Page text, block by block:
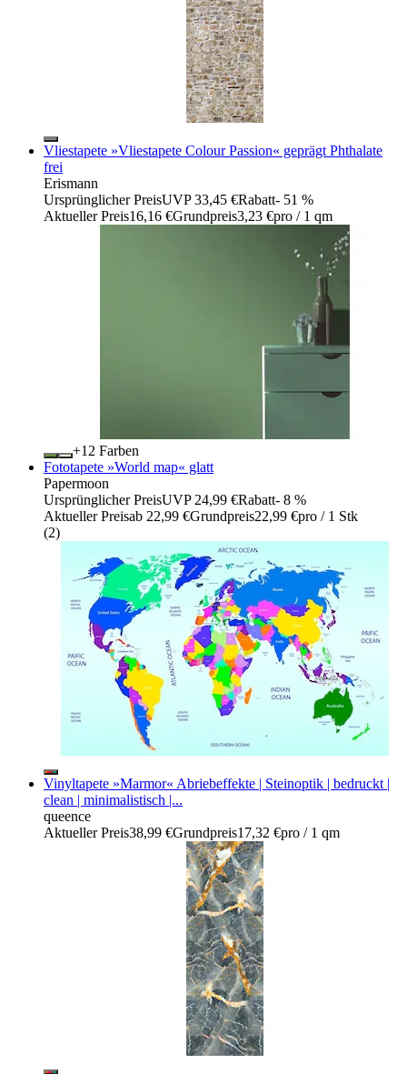
Vliestapete »Vliestapete Colour Passion« geprägt Phthalate
frei
Erismann
Ursprünglicher PreisUVP 33,45 €Rabatt- 51 %
Aktueller Preis16,16 €Grundpreis3,23 €pro / 1 qm
+
Farben
Fototapete »World map« glatt
Papermoon
Ursprünglicher PreisUVP 24,99 €Rabatt- 8 %
Aktueller Preisab 22,99 €Grundpreis22,99 €pro / 1 Stk
(2)
Vinyltapete »Marmor« Abriebeffekte | Steinoptik | bedruckt |
clean | minimalistisch |...
queence
Aktueller Preis38,99 €Grundpreis17,32 €pro / 1 qm